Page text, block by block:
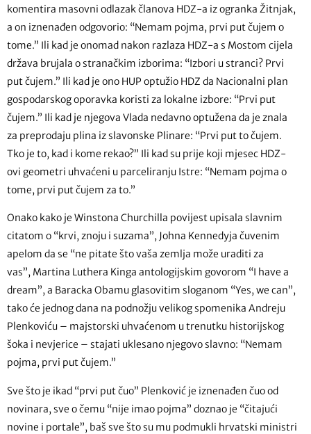
komentira masovni odlazak članova HDZ-a iz ogranka Žitnjak,
a on iznenađen odgovorio: “Nemam pojma, prvi put čujem o
tome.” Ili kad je onomad nakon razlaza HDZ-a s Mostom cijela
država brujala o stranačkim izborima: “Izbori u stranci? Prvi
put čujem.” Ili kad je ono HUP optužio HDZ da Nacionalni plan
gospodarskog oporavka koristi za lokalne izbore: “Prvi put
čujem.” Ili kad je njegova Vlada nedavno optužena da je znala
za preprodaju plina iz slavonske Plinare: “Prvi put to čujem.
Tko je to, kad i kome rekao?” Ili kad su prije koji mjesec HDZ-
ovi geometri uhvaćeni u parceliranju Istre: “Nemam pojma o
tome, prvi put čujem za to.”
Onako kako je Winstona Churchilla povijest upisala slavnim
citatom o “krvi, znoju i suzama”, Johna Kennedyja čuvenim
apelom da se “ne pitate što vaša zemlja može uraditi za
vas”, Martina Luthera Kinga antologijskim govorom “I have a
dream”, a Baracka Obamu glasovitim sloganom “Yes, we can”,
tako će jednog dana na podnožju velikog spomenika Andreju
Plenkoviću – majstorski uhvaćenom u trenutku historijskog
šoka i nevjerice – stajati uklesano njegovo slavno: “Nemam
pojma, prvi put čujem.”
Sve što je ikad “prvi put čuo” Plenković je iznenađen čuo od
novinara, sve o čemu “nije imao pojma” doznao je “čitajući
novine i portale”, baš sve što su mu podmukli hrvatski ministri